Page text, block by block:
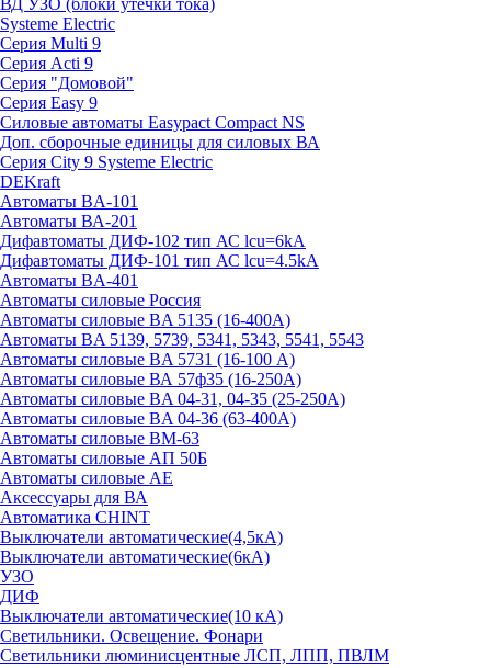
ВД УЗО (блоки утечки тока)
Systeme Electric
Серия Multi 9
Серия Acti 9
Серия "Домовой"
Серия Easy 9
Силовые автоматы Easypact Compact NS
Доп. сборочные единицы для силовых ВА
Серия City 9 Systeme Electric
DEKraft
Автоматы BA-101
Автоматы ВА-201
Дифавтоматы ДИФ-102 тип АС lcu=6kA
Дифавтоматы ДИФ-101 тип АС lcu=4.5kA
Автоматы BA-401
Автоматы силовые Россия
Автоматы силовые BA 5135 (16-400А)
Автоматы BA 5139, 5739, 5341, 5343, 5541, 5543
Автоматы силовые BA 5731 (16-100 А)
Автоматы силовые ВА 57ф35 (16-250А)
Автоматы силовые BA 04-31, 04-35 (25-250А)
Автоматы силовые BA 04-36 (63-400А)
Автоматы силовые ВМ-63
Автоматы силовые АП 50Б
Автоматы силовые АЕ
Аксессуары для ВА
Автоматика CHINT
Выключатели автоматические(4,5кА)
Выключатели автоматические(6кА)
УЗО
ДИФ
Выключатели автоматические(10 кА)
Светильники. Освещение. Фонари
Светильники люминисцентные ЛСП, ЛПП, ПВЛМ